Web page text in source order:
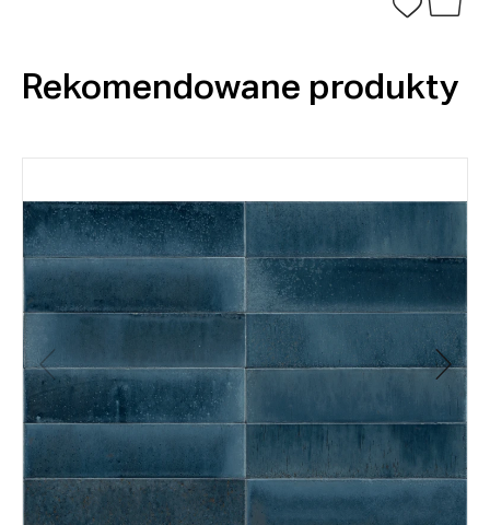
Rekomendowane produkty